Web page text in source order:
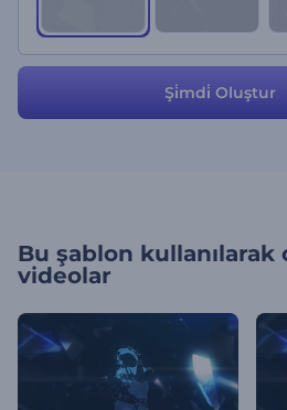
Şi̇mdi̇ Oluştur
Bu şablon
videolar